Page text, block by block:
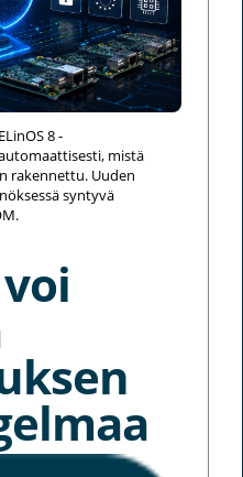
8 -
mistä
rakennettu. Uuden
syntyvä